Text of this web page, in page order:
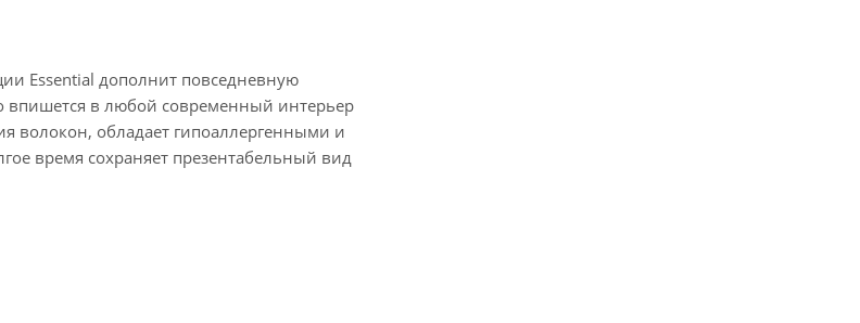
Essential дополнит повседневную
впишется в любой современный интерьер
волокон, обладает гипоаллергенными и
время сохраняет презентабельный вид